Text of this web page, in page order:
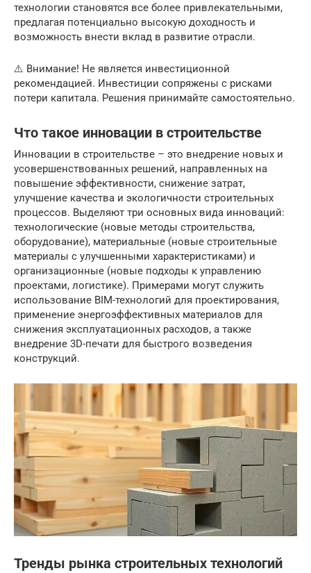
технологии становятся все более привлекательными,
предлагая потенциально высокую доходность и
возможность внести вклад в развитие отрасли.
⚠️ Внимание! Не является инвестиционной
рекомендацией. Инвестиции сопряжены с рисками
потери капитала. Решения принимайте самостоятельно.
Что такое инновации в строительстве
Инновации в строительстве – это внедрение новых и
усовершенствованных решений, направленных на
повышение эффективности, снижение затрат,
улучшение качества и экологичности строительных
процессов. Выделяют три основных вида инноваций:
технологические (новые методы строительства,
оборудование), материальные (новые строительные
материалы с улучшенными характеристиками) и
организационные (новые подходы к управлению
проектами, логистике). Примерами могут служить
использование BIM-технологий для проектирования,
применение энергоэффективных материалов для
снижения эксплуатационных расходов, а также
внедрение 3D-печати для быстрого возведения
конструкций.
Тренды рынка строительных технологий